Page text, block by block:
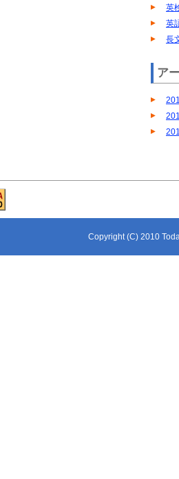
英
英
長
ア
Copyright (C) 2010